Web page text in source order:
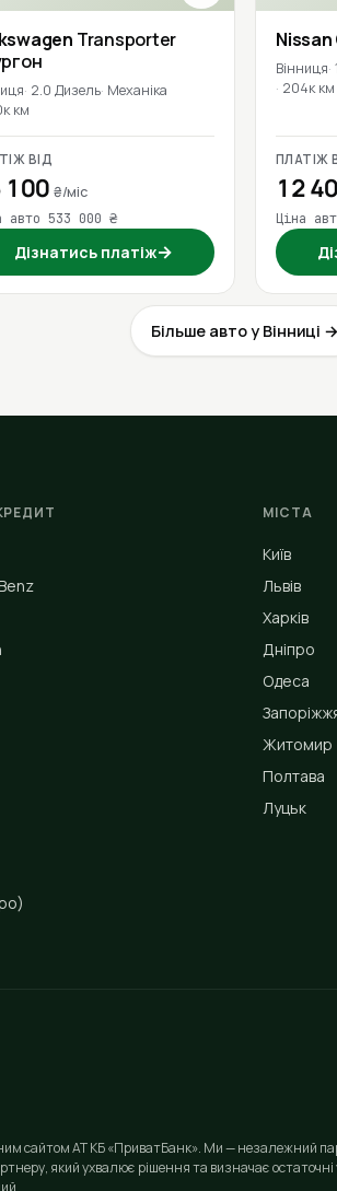
Transporter
2.0 Дизель Механіка
км
ВІД
100₴/міс
авто 533 000 ₴
Дізнатись платіж→
Nissan
Вінниця
204к км
ПЛАТІЖ
12
Ціна
Більше авто у Вінниці →
МІСТА
Київ
Львів
Харків
Дніпро
Одеса
Житомир
Полтава
Луцьк
сайтом АТ КБ «ПриватБанк». Ми — незалежний
який ухвалює рішення та визначає